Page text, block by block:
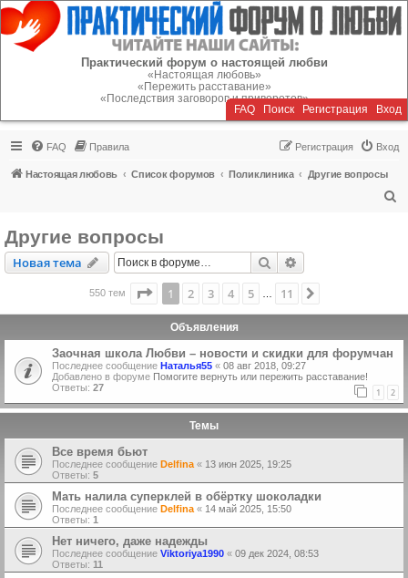
Регистрация
Практический форум о настоящей любви
«Настоящая любовь»
«Пережить расставание»
«Последствия заговоров и приворотов»
FAQ Поиск Регистрация Вход
FAQ Правила Вход
Регистрация
Настоящая любовь Список форумов Поликлиника
Другие вопросы
Другие вопросы
Новая тема
Новаятема Поиск
550 тем Страница из 11
1 2 3 4 5 11
Объявления
Заочная школа Любви – новости и скидки для форумчан
Последнее сообщение Наталья55 « 08 авг 2018, 09:27
Добавлено в форуме Помогите вернуть или пережить расставание!
Ответы: 27 1 2
Темы
Все время бьют
Последнее сообщение Delfina « 13 июн 2025, 19:25
Ответы: 5
Мать налила суперклей в обёртку шоколадки
Последнее сообщение Delfina « 14 май 2025, 15:50
Ответы: 1
Нет ничего, даже надежды
Последнее сообщение Viktoriya1990 « 09 дек 2024, 08:53
Ответы: 11